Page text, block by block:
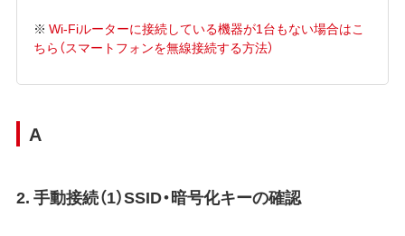
※ Wi-Fiルーターに接続している機器が1台もない場合はこ
ちら（スマートフォンを無線接続する方法）
A
2. 手動接続（1）SSID・暗号化キーの確認